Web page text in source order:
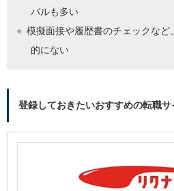
バルも多い
模擬面接や履歴書のチェックなど
的にない
登録しておきたいおすすめの転職サ